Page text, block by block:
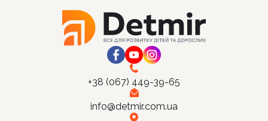
+38 (067) 449-39-65
info@detmir.com.ua